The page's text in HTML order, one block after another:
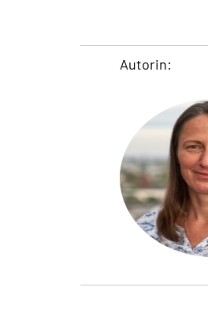
Autorin: